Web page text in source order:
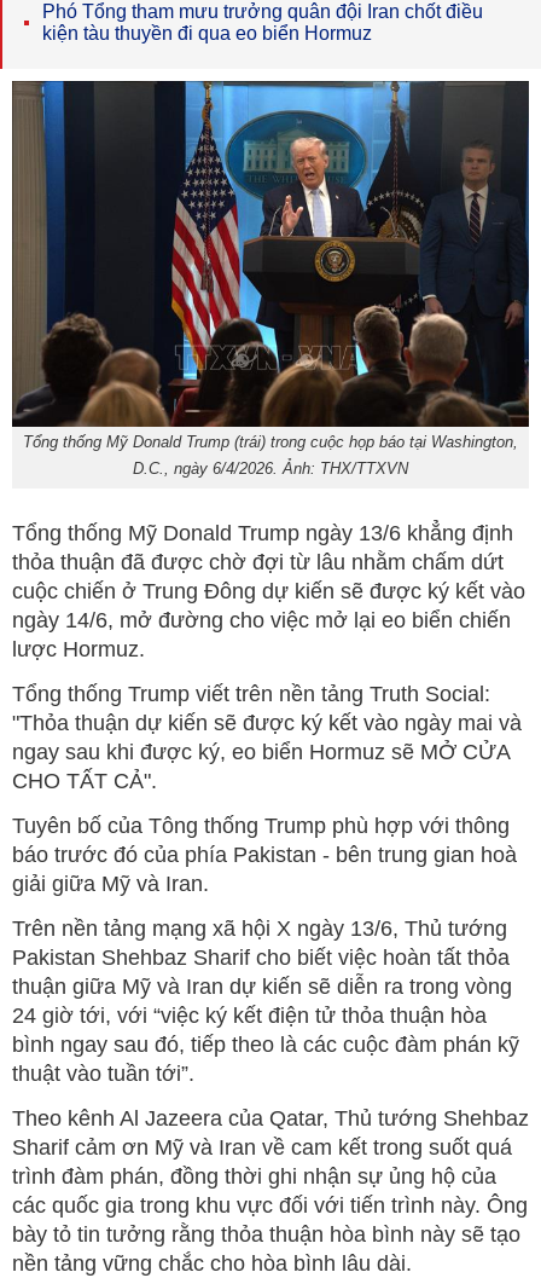
Phó Tổng tham mưu trưởng quân đội Iran chốt điều
kiện tàu thuyền đi qua eo biển Hormuz
Tổng thống Mỹ Donald Trump (trái) trong cuộc họp báo tại Washington,
D.C., ngày 6/4/2026. Ảnh: THX/TTXVN
Tổng thống Mỹ Donald Trump ngày 13/6 khẳng định
thỏa thuận đã được chờ đợi từ lâu nhằm chấm dứt
cuộc chiến ở Trung Đông dự kiến sẽ được ký kết vào
ngày 14/6, mở đường cho việc mở lại eo biển chiến
lược Hormuz.
Tổng thống Trump viết trên nền tảng Truth Social:
"Thỏa thuận dự kiến sẽ được ký kết vào ngày mai và
ngay sau khi được ký, eo biển Hormuz sẽ MỞ CỬA
CHO TẤT CẢ".
Tuyên bố của Tông thống Trump phù hợp với thông
báo trước đó của phía Pakistan - bên trung gian hoà
giải giữa Mỹ và Iran.
Trên nền tảng mạng xã hội X ngày 13/6, Thủ tướng
Pakistan Shehbaz Sharif cho biết việc hoàn tất thỏa
thuận giữa Mỹ và Iran dự kiến sẽ diễn ra trong vòng
24 giờ tới, với “việc ký kết điện tử thỏa thuận hòa
bình ngay sau đó, tiếp theo là các cuộc đàm phán kỹ
thuật vào tuần tới”.
Theo kênh Al Jazeera của Qatar, Thủ tướng Shehbaz
Sharif cảm ơn Mỹ và Iran về cam kết trong suốt quá
trình đàm phán, đồng thời ghi nhận sự ủng hộ của
các quốc gia trong khu vực đối với tiến trình này. Ông
bày tỏ tin tưởng rằng thỏa thuận hòa bình này sẽ tạo
nền tảng vững chắc cho hòa bình lâu dài.